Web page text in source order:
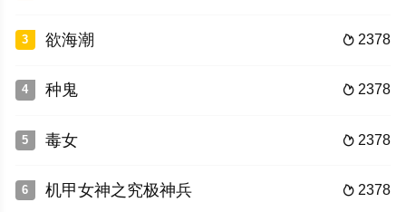
3  2378
欲海潮
4  2378
种鬼
5  2378
毒女
6  2378
机甲女神之究极神兵